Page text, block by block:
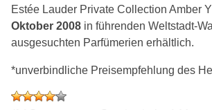
Estée Lauder Private Collection Amber
Oktober 2008 in führenden Weltstadt-
ausgesuchten Parfümerien erhältlich.
*unverbindliche Preisempfehlung des